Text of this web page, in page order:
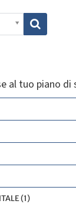
al tuo piano
(1)